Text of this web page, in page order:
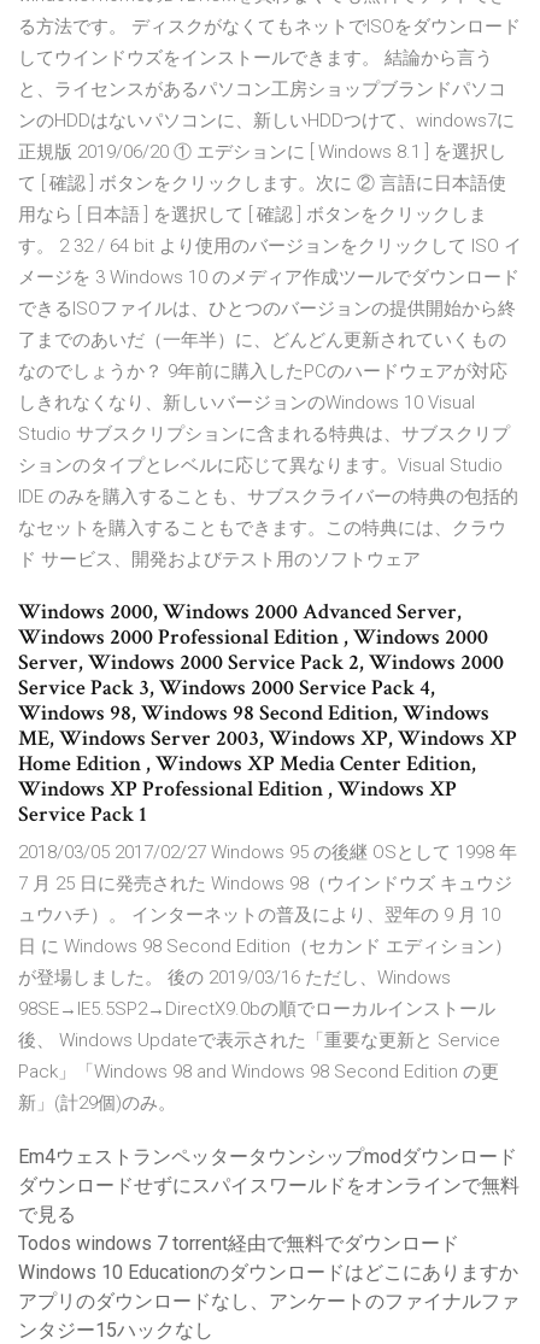
る方法です。 ディスクがなくてもネットでISOをダウンロード
してウインドウズをインストールできます。 結論から言う
と、ライセンスがあるパソコン工房ショップブランドパソコ
ンのHDDはないパソコンに、新しいHDDつけて、windows7に
正規版 2019/06/20 ① エデションに [ Windows 8.1 ] を選択し
て [ 確認 ] ボタンをクリックします。次に ② 言語に日本語使
用なら [ 日本語 ] を選択して [ 確認 ] ボタンをクリックしま
す。 2 32 / 64 bit より使用のバージョンをクリックして ISO イ
メージを 3 Windows 10 のメディア作成ツールでダウンロード
できるISOファイルは、ひとつのバージョンの提供開始から終
了までのあいだ（一年半）に、どんどん更新されていくもの
なのでしょうか？ 9年前に購入したPCのハードウェアが対応
しきれなくなり、新しいバージョンのWindows 10 Visual
Studio サブスクリプションに含まれる特典は、サブスクリプ
ションのタイプとレベルに応じて異なります。Visual Studio
IDE のみを購入することも、サブスクライバーの特典の包括的
なセットを購入することもできます。この特典には、クラウ
ド サービス、開発およびテスト用のソフトウェア
Windows 2000, Windows 2000 Advanced Server,
Windows 2000 Professional Edition , Windows 2000
Server, Windows 2000 Service Pack 2, Windows 2000
Service Pack 3, Windows 2000 Service Pack 4,
Windows 98, Windows 98 Second Edition, Windows
ME, Windows Server 2003, Windows XP, Windows XP
Home Edition , Windows XP Media Center Edition,
Windows XP Professional Edition , Windows XP
Service Pack 1
2018/03/05 2017/02/27 Windows 95 の後継 OSとして 1998 年
7 月 25 日に発売された Windows 98（ウインドウズ キュウジ
ュウハチ）。 インターネットの普及により、翌年の 9 月 10
日 に Windows 98 Second Edition（セカンド エディション）
が登場しました。 後の 2019/03/16 ただし、Windows
98SE→IE5.5SP2→DirectX9.0bの順でローカルインストール
後、 Windows Updateで表示された「重要な更新と Service
Pack」「Windows 98 and Windows 98 Second Edition の更
新」(計29個)のみ。
Em4ウェストランペッタータウンシップmodダウンロード
ダウンロードせずにスパイスワールドをオンラインで無料
で見る
Todos windows 7 torrent経由で無料でダウンロード
Windows 10 Educationのダウンロードはどこにありますか
アプリのダウンロードなし、アンケートのファイナルファ
ンタジー15ハックなし